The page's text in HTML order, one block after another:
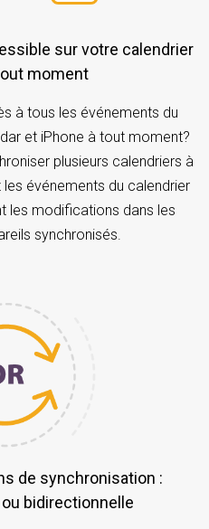
moment
à tous les événements du
et iPhone à tout moment?
plusieurs calendriers à
événements du calendrier
les modifications dans les
synchronisés.
bidirectionnelle